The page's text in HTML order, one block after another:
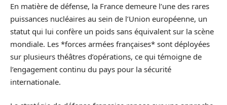
En matière de défense, la France demeure l’une des rares
puissances nucléaires au sein de l’Union européenne, un
statut qui lui confère un poids sans équivalent sur la scène
mondiale. Les *forces armées françaises* sont déployées
sur plusieurs théâtres d’opérations, ce qui témoigne de
l’engagement continu du pays pour la sécurité
internationale.